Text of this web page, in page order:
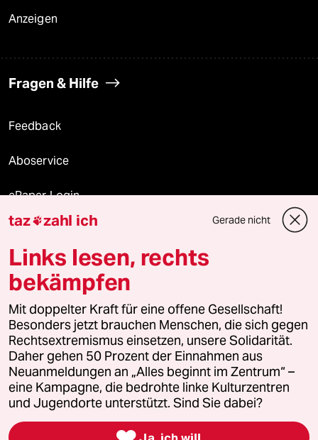
Anzeigen
Fragen & Hilfe
Feedback
Aboservice
ePaper Login
Downloads für Abonnierende
© 2026 taz Verlags und Vertriebs GmbH
Alle Rechte vorbehalten. Bei rechtlichen Fragen oder für Genehmigungen
wenden Sie sich bitte an lizenzen@taz.de
Feedback Redaktionsstatut Kommune-Richtlinien
Leitlinie Informant Datenschutz Impressum AGB
Seitenwende Einwilligungen widerrufen (Ads)
taz zahl ich Gerade nicht
Links lesen, rechts
bekämpfen
Mit doppelter Kraft für eine offene Gesellschaft!
Besonders jetzt brauchen Menschen, die sich gegen
Rechtsextremismus einsetzen, unsere Solidarität.
Daher gehen 50 Prozent der Einnahmen aus
Neuanmeldungen an „Alles beginnt im Zentrum“ –
eine Kampagne, die bedrohte linke Kulturzentren
und Jugendorte unterstützt. Sind Sie dabei?